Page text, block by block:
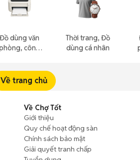
Đồ dùng văn
công
Thời trang, Đồ
dùng cá nhân
Về trang chủ
Về Chợ Tốt
Giới thiệu
Quy chế hoạt động sàn
Chính sách bảo mật
Giải quyết tranh chấp